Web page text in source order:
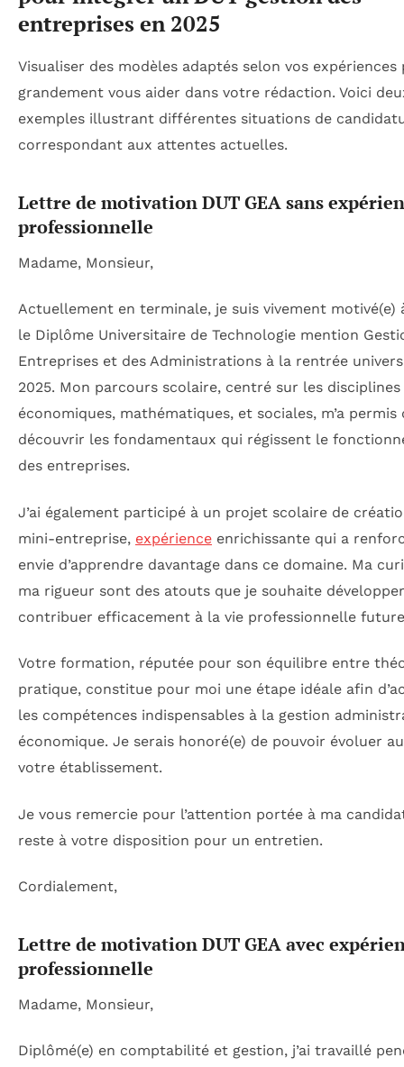
entreprises en 2025
Visualiser des modèles adaptés selon vos expériences
grandement vous aider dans votre rédaction. Voici
exemples illustrant différentes situations de
correspondant aux attentes actuelles.
Lettre de motivation DUT GEA sans
professionnelle
Madame, Monsieur,
Actuellement en terminale, je suis vivement motivé(e)
le Diplôme Universitaire de Technologie mention
Entreprises et des Administrations à la rentrée
2025. Mon parcours scolaire, centré sur les disciplines
économiques, mathématiques, et sociales, m’a permis
découvrir les fondamentaux qui régissent le
des entreprises.
J’ai également participé à un projet scolaire de
mini-entreprise, expérience enrichissante qui a
envie d’apprendre davantage dans ce domaine. Ma
ma rigueur sont des atouts que je souhaite
contribuer efficacement à la vie professionnelle
Votre formation, réputée pour son équilibre entre
pratique, constitue pour moi une étape idéale afin
les compétences indispensables à la gestion
économique. Je serais honoré(e) de pouvoir évoluer
votre établissement.
Je vous remercie pour l’attention portée à ma
reste à votre disposition pour un entretien.
Cordialement,
Lettre de motivation DUT GEA avec
professionnelle
Madame, Monsieur,
Diplômé(e) en comptabilité et gestion, j’ai travaillé